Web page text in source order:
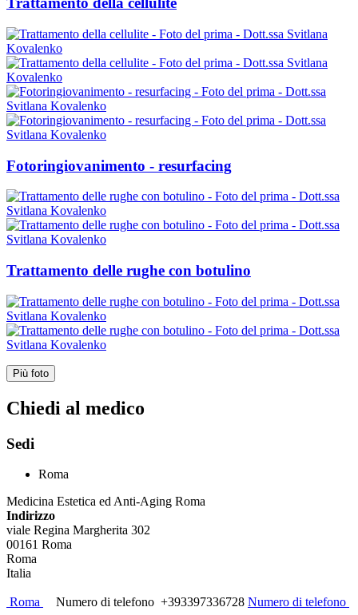
Fotoringiovanimento - resurfacing
Trattamento delle rughe con botulino
Più foto
Chiedi al medico
Sedi
Roma
Medicina Estetica ed Anti-Aging Roma
Indirizzo
viale Regina Margherita 302
00161 Roma
Roma
Italia
Roma Numero di telefono +393397336728 Numero di telefono